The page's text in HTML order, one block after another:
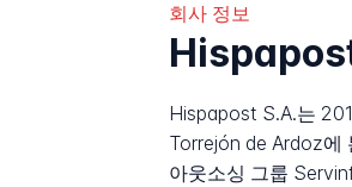
회사 정보
Hispapost S.A.는
Torrejón de Ardoz에
아웃소싱 그룹